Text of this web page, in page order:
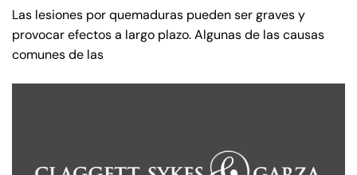
Las lesiones por quemaduras pueden ser graves y
provocar efectos a largo plazo. Algunas de las causas
comunes de las